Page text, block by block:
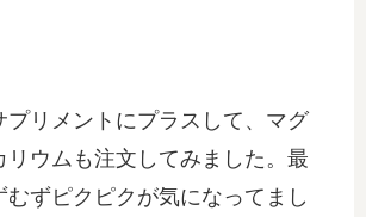
プリメントにプラスして、マグ
リウムも注文してみました。最
むずピクピクが気になってまし